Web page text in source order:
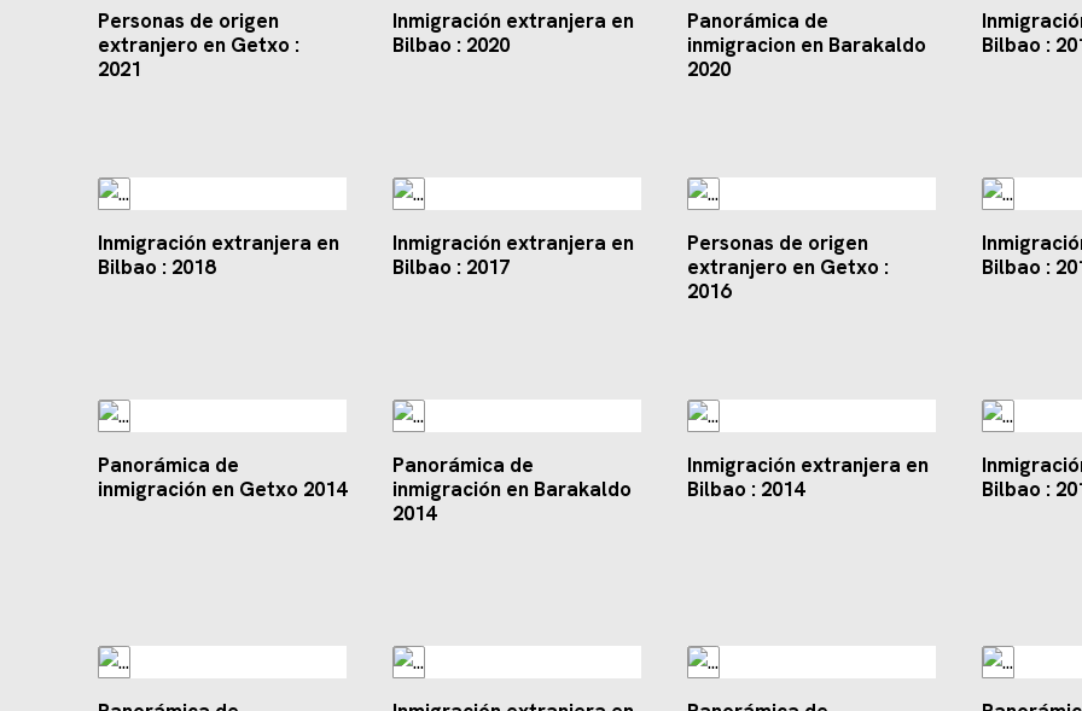
Personas de origen
extranjero en Getxo :
2021
Inmigración extranjera en
Bilbao : 2020
Panorámica de
inmigracion en Barakaldo
2020
Bilbao :
Inmigración extranjera en
Bilbao : 2018
Inmigración extranjera en
Bilbao : 2017
Personas de origen
extranjero en Getxo :
2016
Bilbao :
Panorámica de
inmigración en Getxo 2014
Panorámica de
inmigración en Barakaldo
2014
Inmigración extranjera en
Bilbao : 2014
Bilbao :